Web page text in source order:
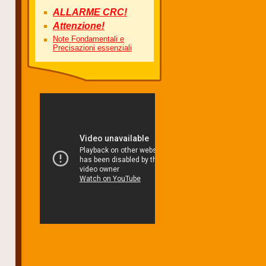
ALLARME CRC!
Attenzione!
Note Fondamentali e
Precisazioni essenziali